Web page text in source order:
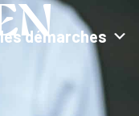
démarches